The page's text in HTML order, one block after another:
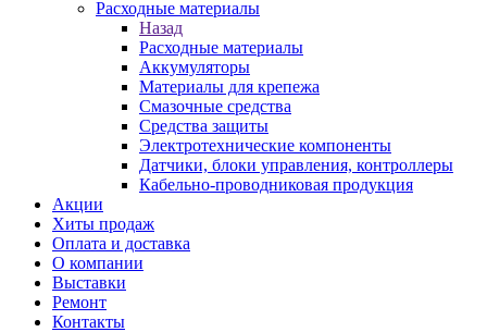
Расходные материалы
Назад
Расходные материалы
Аккумуляторы
Материалы для крепежа
Смазочные средства
Средства защиты
Электротехнические компоненты
Датчики, блоки управления, контроллеры
Кабельно-проводниковая продукция
Акции
Хиты продаж
Оплата и доставка
О компании
Выставки
Ремонт
Контакты